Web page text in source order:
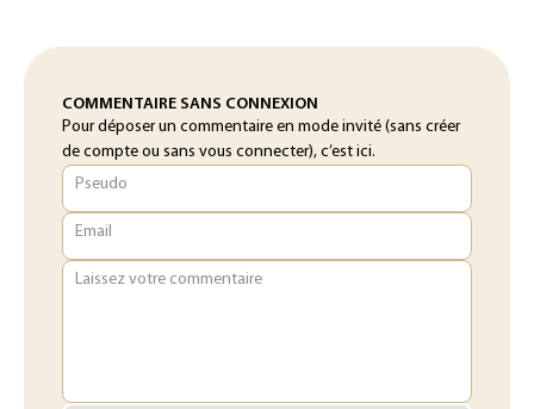
COMMENTAIRE SANS CONNEXION
Pour déposer un commentaire en mode invité (sans créer
de compte ou sans vous connecter), c’est ici.
Pseudo
Email
Laissez votre commentaire